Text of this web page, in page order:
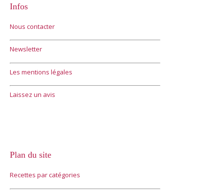
Infos
Nous contacter
Newsletter
Les mentions légales
Laissez un avis
Plan du site
Recettes par catégories